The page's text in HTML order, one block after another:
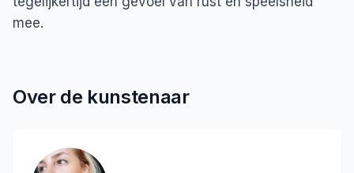
mee.
Over de kunstenaar